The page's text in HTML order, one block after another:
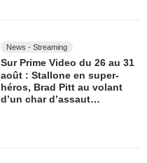
News - Streaming
Sur Prime Video du 26 au 31
août : Stallone en super-
héros, Brad Pitt au volant
d’un char d’assaut…